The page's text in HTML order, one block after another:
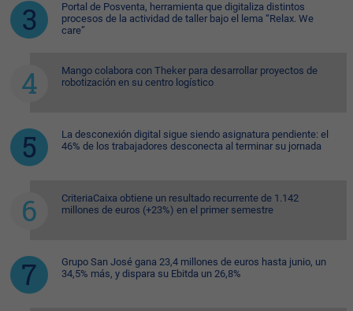
Portal de Posventa, herramienta que digitaliza distintos
procesos de la actividad de taller bajo el lema “Relax. We
care”
Mango colabora con Theker para desarrollar proyectos de
robotización en su centro logístico
La desconexión digital sigue siendo asignatura pendiente: el
46% de los trabajadores desconecta al terminar su jornada
CriteriaCaixa obtiene un resultado recurrente de 1.142
millones de euros (+23%) en el primer semestre
Grupo San José gana 23,4 millones de euros hasta junio, un
34,5% más, y dispara su Ebitda un 26,8%